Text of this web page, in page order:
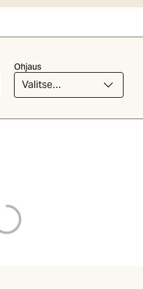
Ohjaus
Valitse
luettelosta